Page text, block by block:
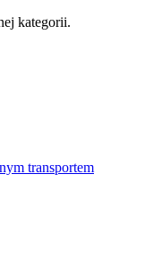
kategorii.
transportem